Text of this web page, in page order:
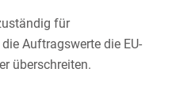
für
Auftragswerte die EU-
überschreiten.